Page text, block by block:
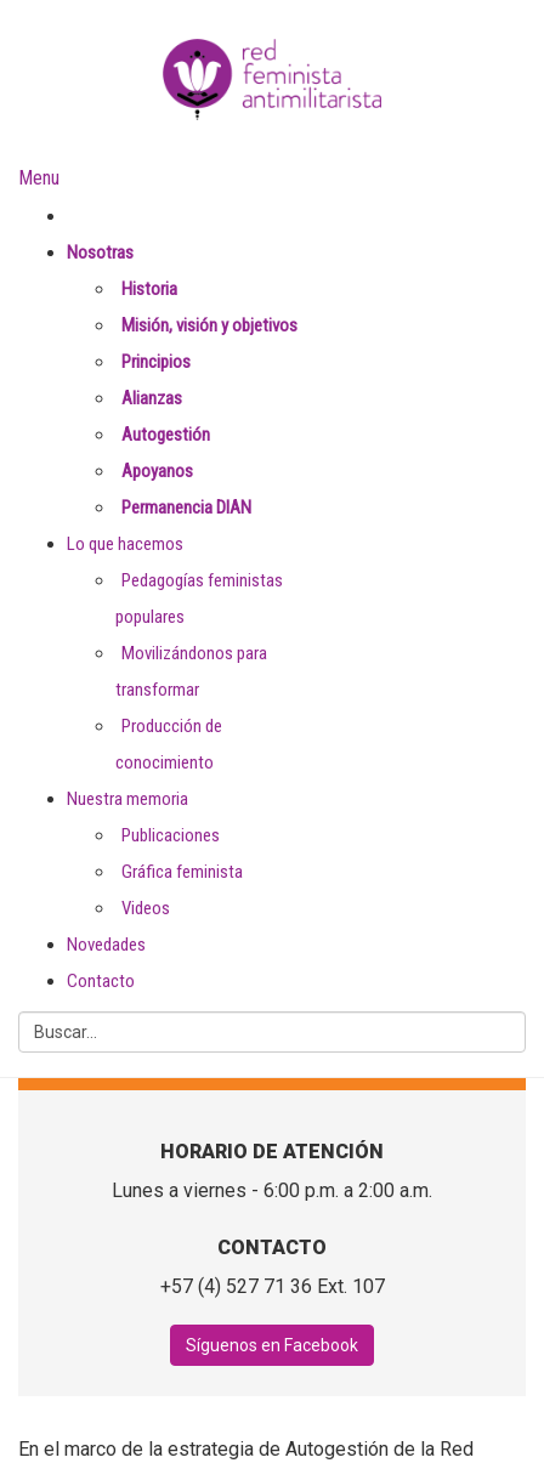
Menu
Nosotras
Historia
Misión, visión y objetivos
Principios
Alianzas
Autogestión
Apoyanos
Permanencia DIAN
Lo que hacemos
Pedagogías feministas
populares
Movilizándonos para
transformar
Producción de
conocimiento
Nuestra memoria
Publicaciones
Gráfica feminista
Videos
Novedades
Contacto
Nosotras
Autogestión
Mestiza - Café Bar Autogestionado
Mestiza - Café Bar
Autogestionado
Para sobrevivir en la Frontera
debes vivir sin fronteras, ser un
HORARIO DE ATENCIÓN
Lunes a viernes - 6:00 p.m. a 2:00 a.m.
CONTACTO
+57 (4) 527 71 36 Ext. 107
Síguenos en Facebook
En el marco de la estrategia de Autogestión de la Red